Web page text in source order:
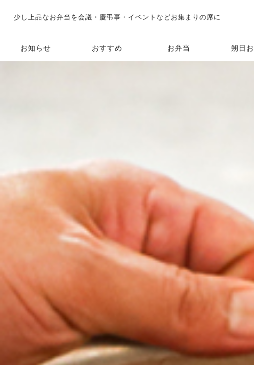
少し上品なお弁当を会議・慶弔事・イベントなどお集まりの席に
お知らせ おすすめ お弁当 朔日